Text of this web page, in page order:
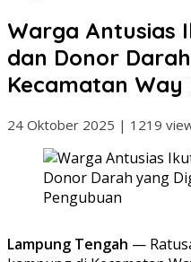
Warga Antusias
dan Donor
Kecamatan Way
24 Oktober 2025 | 1219
Lampung Tengah —